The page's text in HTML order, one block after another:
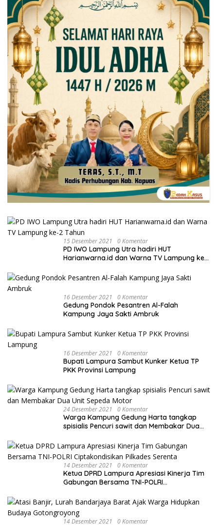
15 Desember 2021 0 Komentar
PD IWO Lampung Utra hadiri HUT
Harianwarna.id dan Warna TV Lampung ke-
16 Desember 2021 0 Komentar
Gedung Pondok Pesantren Al-Falah
Kampung Jaya Sakti Ambruk
16 Desember 2021 0 Komentar
Bupati Lampura Sambut Kunker Ketua TP
PKK Provinsi Lampung
24 Desember 2021 0 Komentar
Warga Kampung Gedung Harta tangkap
spisialis Pencuri sawit dan Membakar Dua
14 Desember 2021 0 Komentar
Ketua DPRD Lampura Apresiasi Kinerja Tim
Gabungan Bersama TNI-POLRI
14 Desember 2021 0 Komentar